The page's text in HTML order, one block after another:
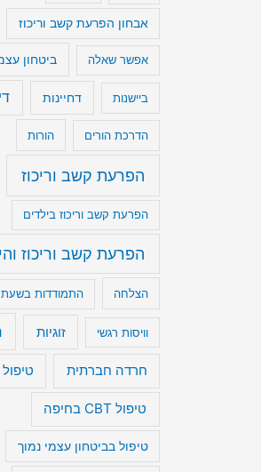
אבחון הפרעת קשב וריכוז
אפשר שאלה ביטחון
ביישנות דחיינות
הדרכת הורים הורות
הפרעת קשב וריכוז
הפרעת קשב וריכוז בילדים
הפרעת קשב וריכוז
הצלחה התמודדות
וויסות רגשי זוגיות
חרדה חברתית טיפול CBT
טיפול CBT בחיפה
טיפול בביטחון עצמי נמוך